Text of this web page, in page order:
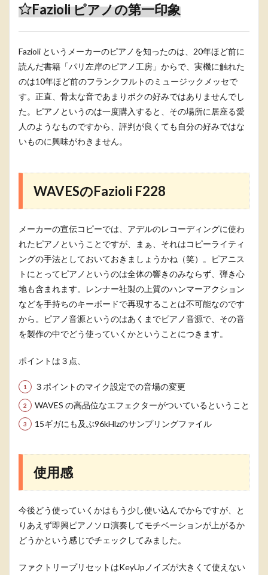
Fazioli ピアノの第一印象
Fazioli というメーカーのピアノを知ったのは、20年ほど前に
読んだ書籍「パリ左岸のピアノ工房」からで、実機に触れた
のは10年ほど前のフランクフルトのミュージックメッセで
す。正直、骨太な音であまりボクの好みではありませんでし
た。ピアノというのは一度購入すると、その場所に居座る愛
人のようなものですから、評判が良くても自分の好みではな
いものに興味がわきません。
WAVESのFazioli F228
メーカーの宣伝コピーでは、アデルのレコーディングに使わ
れたピアノということですが、まぁ、それはコピーライティ
ングの手法としておいておきましょうかね（笑）。ピアニス
トにとってピアノというのは全体の響きのみならず、弾き心
地も含まれます。レンナー社製の上質のハンマーアクション
などを手持ちのキーボードで再現することは不可能なのです
から。ピアノ音源というのはあくまでピアノ音源で、その音
を製作の中でどう使っていくかということにつきます。
ポイントは３点、
３ポイントのマイク設定での音場の変更
WAVES の高品位なエフェクターがついているということ
15ギガにも及ぶ96kHlzのサンプリングファイル
使用感
今後どう使っていくかはもう少し使い込んでからですが、と
りあえず即興ピアノソロ演奏してモチベーションが上がるか
どうかという感じでチェックしてみました。
ファクトリープリセットはKeyUpノイズが大きくて使えない